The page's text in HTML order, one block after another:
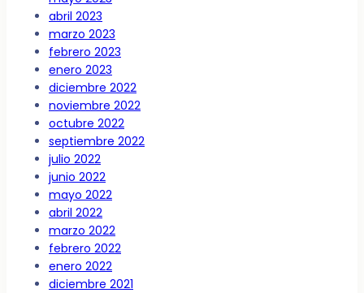
abril 2023
marzo 2023
febrero 2023
enero 2023
diciembre 2022
noviembre 2022
octubre 2022
septiembre 2022
julio 2022
junio 2022
mayo 2022
abril 2022
marzo 2022
febrero 2022
enero 2022
diciembre 2021